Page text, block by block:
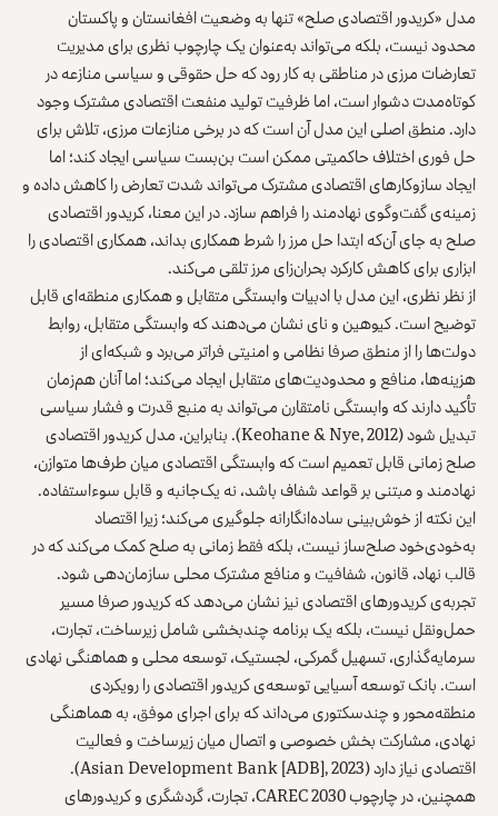
مدل «کریدور اقتصادی صلح» تنها به وضعیت افغانستان و پاکستان
محدود نیست، بلکه می‌تواند به‌عنوان یک چارچوب نظری برای مدیریت
تعارضات مرزی در مناطقی به کار رود که حل حقوقی و سیاسی منازعه در
کوتاه‌مدت دشوار است، اما ظرفیت تولید منفعت اقتصادی مشترک وجود
دارد. منطق اصلی این مدل آن است که در برخی منازعات مرزی، تلاش برای
حل فوری اختلاف حاکمیتی ممکن است بن‌بست سیاسی ایجاد کند؛ اما
ایجاد سازوکارهای اقتصادی مشترک می‌تواند شدت تعارض را کاهش داده و
زمینه‌ی گفت‌وگوی نهادمند را فراهم سازد. در این معنا، کریدور اقتصادی
صلح به جای آن‌که ابتدا حل مرز را شرط همکاری بداند، همکاری اقتصادی را
ابزاری برای کاهش کارکرد بحران‌زای مرز تلقی می‌کند.
از نظر نظری، این مدل با ادبیات وابستگی متقابل و همکاری منطقه‌ای قابل
توضیح است. کیوهین و نای نشان می‌دهند که وابستگی متقابل، روابط
دولت‌ها را از منطق صرفا نظامی و امنیتی فراتر می‌برد و شبکه‌ای از
هزینه‌ها، منافع و محدودیت‌های متقابل ایجاد می‌کند؛ اما آنان هم‌زمان
تأکید دارند که وابستگی نامتقارن می‌تواند به منبع قدرت و فشار سیاسی
تبدیل شود (Keohane & Nye, 2012). بنابراین، مدل کریدور اقتصادی
صلح زمانی قابل تعمیم است که وابستگی اقتصادی میان طرف‌ها متوازن،
نهادمند و مبتنی بر قواعد شفاف باشد، نه یک‌جانبه و قابل سوءاستفاده.
این نکته از خوش‌بینی ساده‌انگارانه جلوگیری می‌کند؛ زیرا اقتصاد
به‌خودی‌خود صلح‌ساز نیست، بلکه فقط زمانی به صلح کمک می‌کند که در
قالب نهاد، قانون، شفافیت و منافع مشترک محلی سازمان‌دهی شود.
تجربه‌ی کریدورهای اقتصادی نیز نشان می‌دهد که کریدور صرفا مسیر
حمل‌ونقل نیست، بلکه یک برنامه چندبخشی شامل زیرساخت، تجارت،
سرمایه‌گذاری، تسهیل گمرکی، لجستیک، توسعه محلی و هماهنگی نهادی
است. بانک توسعه آسیایی توسعه‌ی کریدور اقتصادی را رویکردی
منطقه‌محور و چندسکتوری می‌داند که برای اجرای موفق، به هماهنگی
نهادی، مشارکت بخش خصوصی و اتصال میان زیرساخت و فعالیت
اقتصادی نیاز دارد (Asian Development Bank [ADB], 2023).
همچنین، در چارچوب CAREC 2030، تجارت، گردشگری و کریدورهای